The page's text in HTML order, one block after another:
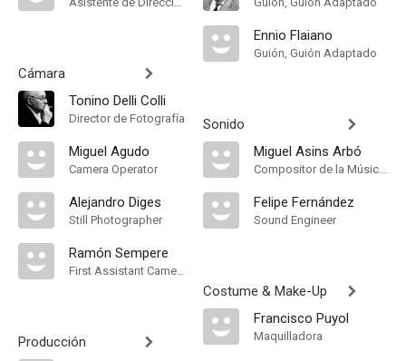
Cámara
Tonino Delli Colli
Director de Fotografía
Miguel Agudo
Camera Operator
Alejandro Diges
Still Photographer
Ramón Sempere
First Assistant Camera
Producción
Ennio Flaiano
Guión, Guión Adaptado
Sonido
Miguel Asins Arbó
Compositor de la Música Original
Felipe Fernández
Sound Engineer
Costume & Make-Up
Francisco Puyol
Maquilladora